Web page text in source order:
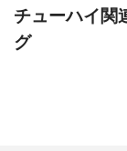
チューハイ関
グ